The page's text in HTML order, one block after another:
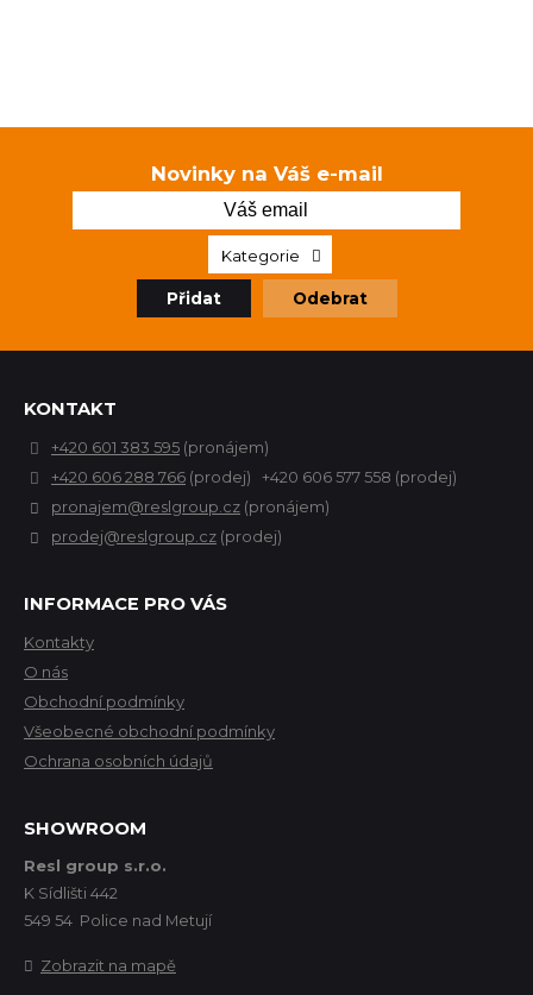
Novinky na Váš e-mail
Kategorie
Přidat Odebrat
KONTAKT
+420 601 383 595 (pronájem)
+420 606 288 766 (prodej) +420 606 577 558 (prodej)
pronajem@reslgroup.cz (pronájem)
prodej@reslgroup.cz (prodej)
INFORMACE PRO VÁS
Kontakty
O nás
Obchodní podmínky
Všeobecné obchodní podmínky
Ochrana osobních údajů
SHOWROOM
Resl group s.r.o.
K Sídlišti 442
549 54 Police nad Metují
Zobrazit na mapě